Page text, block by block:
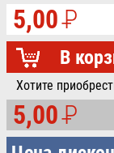
5,00P
УБ.
В
Хотите
5,00P